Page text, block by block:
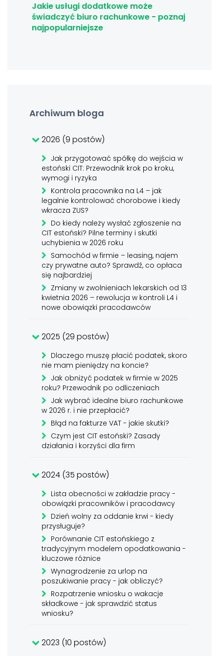
Jakie usługi dodatkowe może
świadczyć biuro rachunkowe - poznaj
najpopularniejsze
Archiwum bloga
2026 (9 postów)
Jak przygotować spółkę do wejścia w
estoński CIT: Przewodnik krok po kroku,
wymogi i ryzyka
Kontrola pracownika na L4 – jak
legalnie kontrolować chorobowe i kiedy
wkracza ZUS?
Do kiedy należy wysłać zgłoszenie na
CIT estoński? Pilne terminy i skutki
uchybienia w 2026 roku
Samochód w firmie – leasing, najem
czy prywatne auto? Sprawdź, co opłaca
się najbardziej
Zmiany w zwolnieniach lekarskich od 13
kwietnia 2026 – rewolucja w kontroli L4 i
nowe obowiązki pracodawców
2025 (29 postów)
Dlaczego muszę płacić podatek, skoro
nie mam pieniędzy na koncie?
Jak obniżyć podatek w firmie w 2025
roku? Przewodnik po odliczeniach
Jak wybrać idealne biuro rachunkowe
w 2026 r. i nie przepłacić?
Błąd na fakturze VAT - jakie skutki?
Czym jest CIT estoński? Zasady
działania i korzyści dla firm
2024 (35 postów)
Lista obecności w zakładzie pracy -
obowiązki pracowników i pracodawcy
Dzień wolny za oddanie krwi - kiedy
przysługuje?
Porównanie CIT estońskiego z
tradycyjnym modelem opodatkowania -
kluczowe różnice
Wynagrodzenie za urlop na
poszukiwanie pracy - jak obliczyć?
Rozpatrzenie wniosku o wakacje
składkowe - jak sprawdzić status
wniosku?
2023 (10 postów)